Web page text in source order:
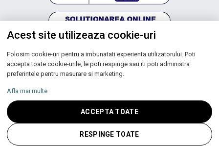
Autoritatea Națională pentru Protecția Consumatorilor
Copyright © 2026 UNIC SPOT RO S.R.L.
CUI: RO 13753590, Reg. Com. J200100027208
Acest site utilizeaza cookie-uri
Folosim cookie-uri pentru a imbunatati experienta utilizatorului. Poti
accepta toate cookie-urile, le poti respinge sau iti poti administra
preferintele pentru masurare si marketing.
Afla mai multe
ACCEPTA TOATE
RESPINGE TOATE